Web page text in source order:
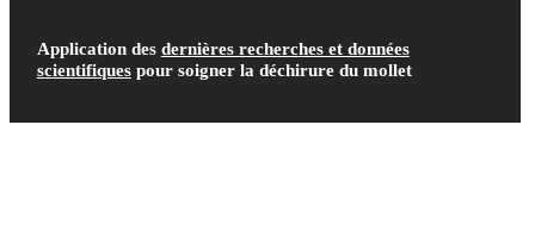
Application des dernières recherches et données
scientifiquespour soigner la déchirure du mollet